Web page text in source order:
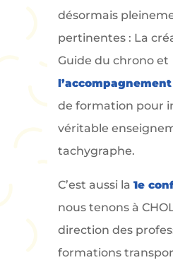
désormais
pertinentes : La
Guide du chrono et
l’accompagnement
de formation pour
véritable
tachygraphe.
C’est aussi la1e
nous tenons à
direction des
formations